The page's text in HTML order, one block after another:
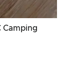
Camping